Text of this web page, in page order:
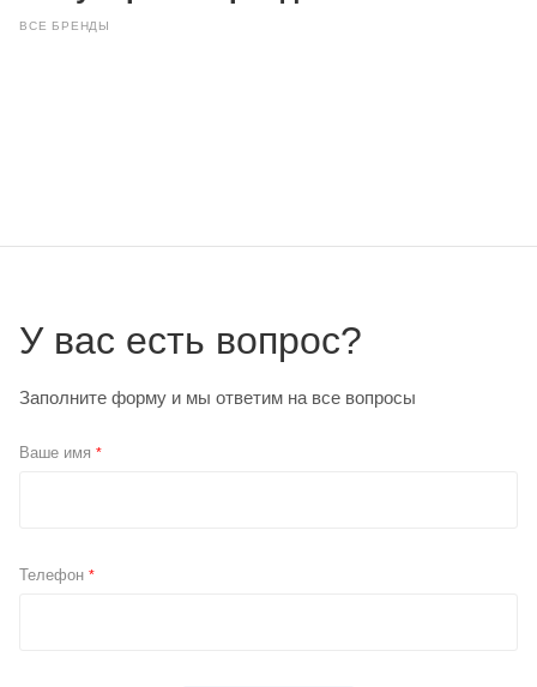
ВСЕ БРЕНДЫ
У вас есть вопрос?
Заполните форму и мы ответим на все вопросы
Ваше имя *
Телефон *